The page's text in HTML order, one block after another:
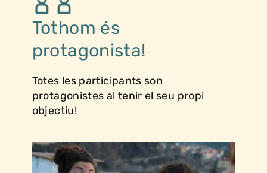
Tothom és
protagonista!
Totes les participants son
protagonistes al tenir el seu propi
objectiu!